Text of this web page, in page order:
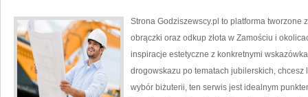
Strona Godziszewscy.pl to platforma tworzone
obrączki oraz odkup złota w Zamościu i
inspiracje estetyczne z konkretnymi
drogowskazu po tematach jubilerskich,
wybór biżuterii, ten serwis jest idealnym